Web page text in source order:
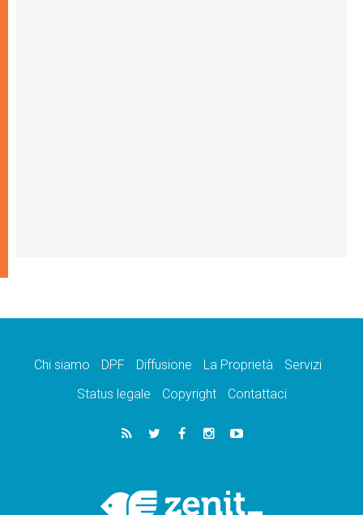
Chi siamo DPF Diffusione La Proprietà
Servizi
Status legale
Copyright Contattaci